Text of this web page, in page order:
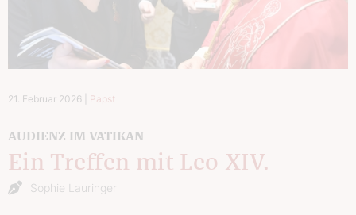
21. Februar 2026 Papst
AUDIENZ IM VATIKAN
Ein Treffen mit Leo XIV.
Sophie Lauringer